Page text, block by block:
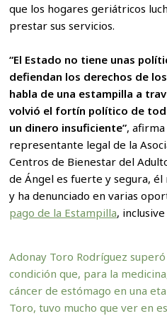
que los hogares geriátricos
prestar sus servicios.
“El Estado no tiene unas
defiendan los derechos de
habla de una estampilla a
volvió el fortín político de
un dinero insuficiente”,
representante legal de la
Centros de Bienestar del
de Ángel es fuerte y segura,
y ha denunciado en varias
pago de la Estampilla,
Adonay Toro Rodríguez
condición que, para la
cáncer de estómago en una
Toro, tuvo mucho que ver en